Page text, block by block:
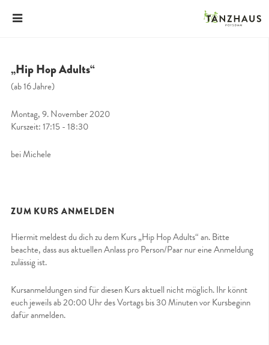
„Hip Hop Adults“
(ab 16 Jahre)
Montag, 9. November 2020
Kurszeit: 17:15 - 18:30
bei Michele
ZUM KURS ANMELDEN
Hiermit meldest du dich zu dem Kurs „Hip Hop Adults“ an. Bitte
beachte, dass aus aktuellen Anlass pro Person/Paar nur eine Anmeldung
zulässig ist.
Kursanmeldungen sind für diesen Kurs aktuell nicht möglich. Ihr könnt
euch jeweils ab 20:00 Uhr des Vortags bis 30 Minuten vor Kursbeginn
dafür anmelden.